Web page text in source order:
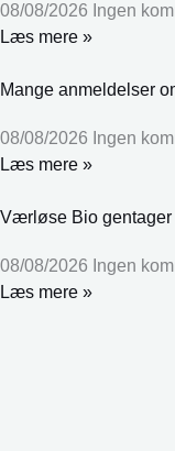
08/08/2026 Ingen
Læs mere »
Mange anmeldelser
08/08/2026 Ingen
Læs mere »
Værløse Bio gentager
08/08/2026 Ingen
Læs mere »